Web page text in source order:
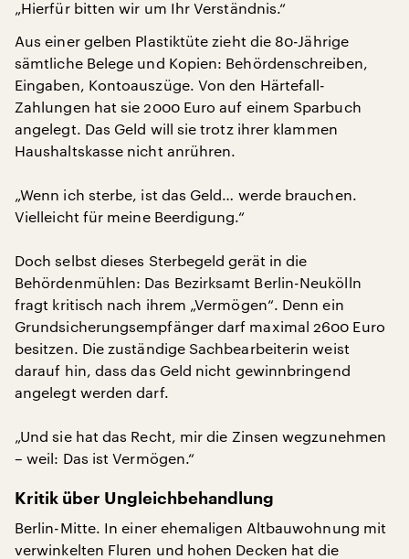
„Hierfür bitten wir um Ihr Verständnis.“
Aus einer gelben Plastiktüte zieht die 80-Jährige
sämtliche Belege und Kopien: Behördenschreiben,
Eingaben, Kontoauszüge. Von den Härtefall-
Zahlungen hat sie 2000 Euro auf einem Sparbuch
angelegt. Das Geld will sie trotz ihrer klammen
Haushaltskasse nicht anrühren.
„Wenn ich sterbe, ist das Geld… werde brauchen.
Vielleicht für meine Beerdigung.“
Doch selbst dieses Sterbegeld gerät in die
Behördenmühlen: Das Bezirksamt Berlin-Neukölln
fragt kritisch nach ihrem „Vermögen“. Denn ein
Grundsicherungsempfänger darf maximal 2600 Euro
besitzen. Die zuständige Sachbearbeiterin weist
darauf hin, dass das Geld nicht gewinnbringend
angelegt werden darf.
„Und sie hat das Recht, mir die Zinsen wegzunehmen
– weil: Das ist Vermögen.“
Kritik über Ungleichbehandlung
Berlin-Mitte. In einer ehemaligen Altbauwohnung mit
verwinkelten Fluren und hohen Decken hat die